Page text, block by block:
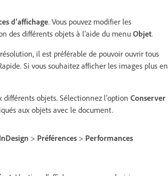
d’affichage. Vous pouvez modifier les
des différents objets à l’aide du menuObjet.
il est préférable de pouvoir ouvrir tous
Si vous souhaitez afficher les images plus en
objets. Sélectionnez l’option Conserver
aux objets avec le document.
InDesign > Préférences > Performances